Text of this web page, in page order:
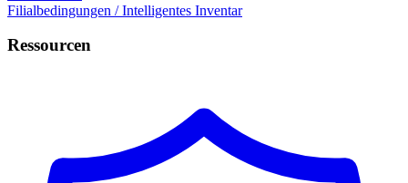
Filialbedingungen / Intelligentes Inventar
Ressourcen